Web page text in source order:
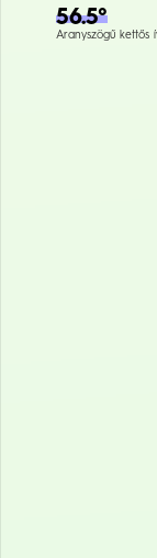
56.5°
Aranyszögű kettős